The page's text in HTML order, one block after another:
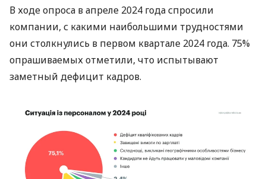
В ходе опроса в апреле 2024 года спросили
компании, с какими наибольшими трудностями
они столкнулись в первом квартале 2024 года. 75%
опрашиваемых отметили, что испытывают
заметный дефицит кадров.